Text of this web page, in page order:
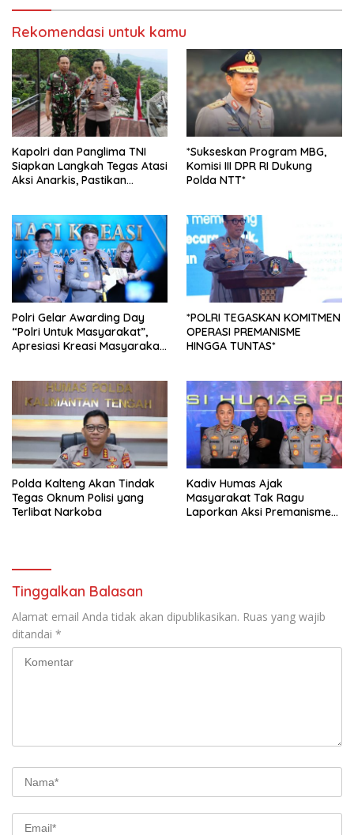
Rekomendasi untuk kamu
Kapolri dan Panglima TNI
Siapkan Langkah Tegas Atasi
Aksi Anarkis, Pastikan
*Sukseskan Program MBG,
Komisi III DPR RI Dukung
Polda NTT*
Polri Gelar Awarding Day
“Polri Untuk Masyarakat”,
Apresiasi Kreasi Masyarakat
*POLRI TEGASKAN KOMITMEN
OPERASI PREMANISME
HINGGA TUNTAS*
Polda Kalteng Akan Tindak
Tegas Oknum Polisi yang
Terlibat Narkoba
Kadiv Humas Ajak
Masyarakat Tak Ragu
Laporkan Aksi Premanisme
Tinggalkan Balasan
Alamat email Anda tidak akan dipublikasikan. Ruas yang wajib
ditandai *